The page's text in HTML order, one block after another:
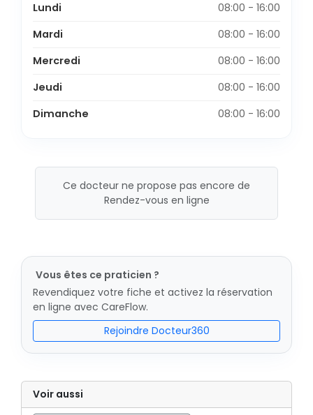
Lundi
08:00 - 16:00
Mardi
08:00 - 16:00
Mercredi
08:00 - 16:00
Jeudi
08:00 - 16:00
Dimanche
08:00 - 16:00
Ce docteur ne propose pas encore de
Rendez-vous en ligne
Vous êtes ce praticien ?
Revendiquez votre fiche et activez la réservation
en ligne avec CareFlow.
Rejoindre Docteur360
Voir aussi